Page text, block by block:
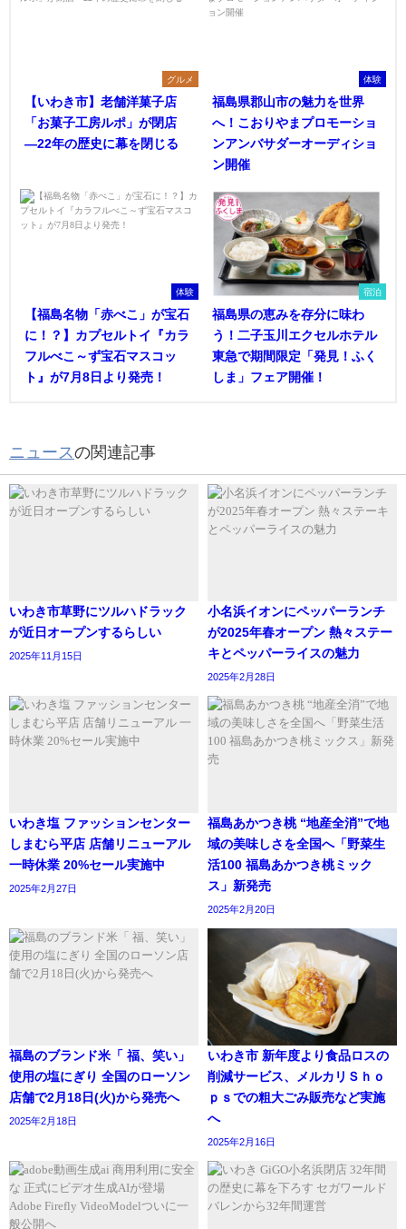
グルメ
【いわき市】老舗洋菓子店
「お菓子工房ルポ」が閉店
―22年の歴史に幕を閉じる
体験
福島県郡山市の魅力を世界
へ！こおりやまプロモーショ
ンアンバサダーオーディショ
ン開催
体験
【福島名物「赤べこ」が宝石
に！？】カプセルトイ『カラ
フルべこ～ず宝石マスコッ
ト』が7月8日より発売！
宿泊
福島県の恵みを存分に味わ
う！二子玉川エクセルホテル
東急で期間限定「発見！ふく
しま」フェア開催！
ニュースの関連記事
いわき市草野にツルハドラック
が近日オープンするらしい
2025年11月15日
小名浜イオンにペッパーランチ
が2025年春オープン 熱々ステー
キとペッパーライスの魅力
2025年2月28日
いわき塩 ファッションセンター
しまむら平店 店舗リニューアル
一時休業 20%セール実施中
2025年2月27日
福島あかつき桃 “地産全消”で地
域の美味しさを全国へ「野菜生
活100 福島あかつき桃ミック
ス」新発売
2025年2月20日
福島のブランド米「 福、笑い」
使用の塩にぎり 全国のローソン
店舗で2月18日(火)から発売へ
2025年2月18日
いわき市 新年度より食品ロスの
削減サービス、メルカリＳｈｏ
ｐｓでの粗大ごみ販売など実施
へ
2025年2月16日